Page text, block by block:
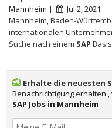
Mannheim |
Jul 2, 2021
Mannheim, Baden-
internationalen
Suche nach einem SAP
Erhalte die neuesten
Benachrichtigung erhalten
SAP Jobs in Mannheim